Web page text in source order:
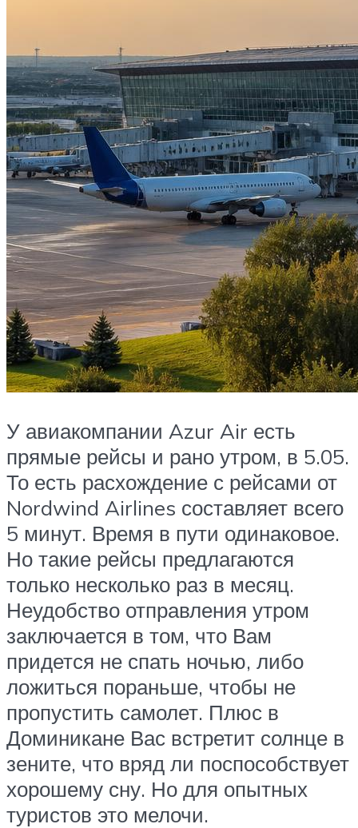
У авиакомпании Azur Air есть
прямые рейсы и рано утром, в 5.05.
То есть расхождение с рейсами от
Nordwind Airlines составляет всего
5 минут. Время в пути одинаковое.
Но такие рейсы предлагаются
только несколько раз в месяц.
Неудобство отправления утром
заключается в том, что Вам
придется не спать ночью, либо
ложиться пораньше, чтобы не
пропустить самолет. Плюс в
Доминикане Вас встретит солнце в
зените, что вряд ли поспособствует
хорошему сну. Но для опытных
туристов это мелочи.